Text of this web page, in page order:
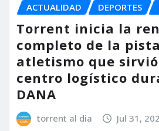
ACTUALIDAD DEPORTES
Torrent inicia la
completo de la
atletismo que
centro logístico
DANA
torrent al dia Jul 31,